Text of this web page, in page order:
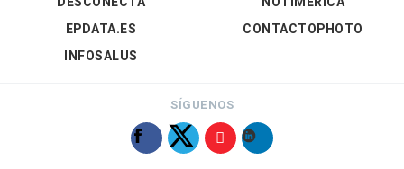
EPDATA.ES
INFOSALUS
CONTACTOPHOTO
SÍGUENOS